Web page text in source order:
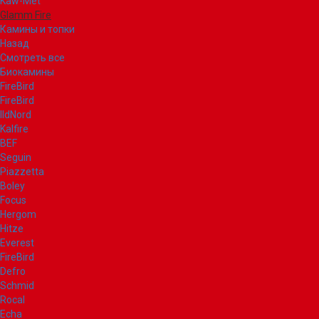
Glamm Fire
Камины и топки
Назад
Смотреть все
Биокамины
FireBird
FireBird
IldNord
Kalfire
BEF
Seguin
Piazzetta
Boley
Focus
Hergom
Hitze
Everest
FireBird
Defro
Schmid
Rocal
Echa